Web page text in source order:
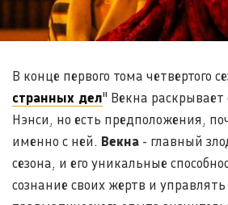
В конце первого тома четвертого
странных дел" Векна раскрывает
Нэнси, но есть предположения,
именно с ней. Векна - главный
сезона, и его уникальные
сознание своих жертв и